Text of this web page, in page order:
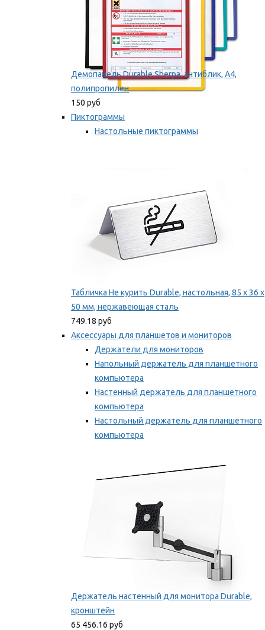
Демопанель Durable Sherpa, антиблик, А4,
полипропилен
150 руб
Пиктограммы
Настольные пиктограммы
Табличка Не курить Durable, настольная, 85 x 36 x
50 мм, нержавеющая сталь
749.18 руб
Аксессуары для планшетов и мониторов
Держатели для мониторов
Напольный держатель для планшетного
компьютера
Настенный держатель для планшетного
компьютера
Настольный держатель для планшетного
компьютера
Держатель настенный для монитора Durable,
кронштейн
65 456.16 руб